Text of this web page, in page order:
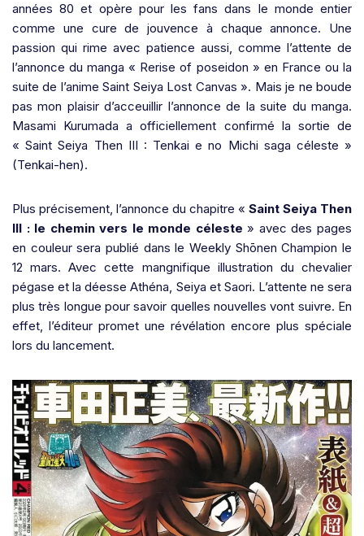
années 80 et opère pour les fans dans le monde entier
comme une cure de jouvence à chaque annonce. Une
passion qui rime avec patience aussi, comme l’attente de
l’annonce du manga « Rerise of poseidon » en France ou la
suite de l’anime Saint Seiya Lost Canvas ». Mais je ne boude
pas mon plaisir d’acceuillir l’annonce de la suite du manga.
Masami Kurumada a officiellement confirmé la sortie de
« Saint Seiya Then III : Tenkai e no Michi saga céleste »
(Tenkai-hen).
Plus précisement, l’annonce du chapitre « Saint Seiya Then
III : le chemin vers le monde céleste » avec des pages
en couleur sera publié dans le Weekly Shōnen Champion le
12 mars. Avec cette mangnifique illustration du chevalier
pégase et la déesse Athéna, Seiya et Saori. L’attente ne sera
plus très longue pour savoir quelles nouvelles vont suivre. En
effet, l’éditeur promet une révélation encore plus spéciale
lors du lancement.